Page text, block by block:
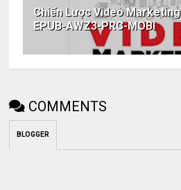
Chiến Lược Video
EPUB-AWZ3-PRC-MOBI
COMMENTS
BLOGGER